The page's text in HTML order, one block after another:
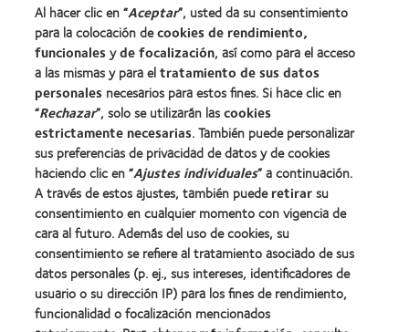
Usuario experimentado
Blog
Sobre nosotros
Carreras
Noticias
Contacto
Legal
Política de privacidad
Aviso Legal
Aviso de cookies
Al hacer clic en “Aceptar”, usted da su consentimiento
para la colocación decookies de rendimiento,
funcionalesyde focalización, así como para el acceso
a las mismas y para eltratamiento de sus datos
personales necesarios para estos fines. Si hace clic en
“Rechazar”, solo se utilizarán lascookies
estrictamente necesarias. También puede personalizar
sus preferencias de privacidad de datos y de cookies
haciendo clic en “Ajustes individuales” a continuación.
A través de estos ajustes, también puederetirarsu
consentimiento en cualquier momento con vigencia de
cara al futuro. Además del uso de cookies, su
consentimiento se refiere al tratamiento asociado de sus
datos personales (p. ej., sus intereses, identificadores de
usuario o su dirección IP) para los fines de rendimiento,
funcionalidad o focalización mencionados